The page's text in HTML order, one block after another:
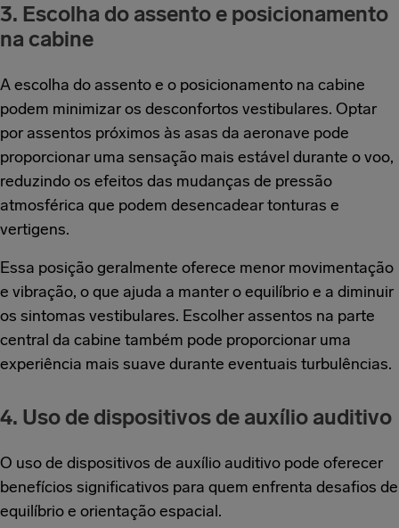
3. Escolha do assento e posicionamento
na cabine
A escolha do assento e o posicionamento na cabine
podem minimizar os desconfortos vestibulares. Optar
por assentos próximos às asas da aeronave pode
proporcionar uma sensação mais estável durante o voo,
reduzindo os efeitos das mudanças de pressão
atmosférica que podem desencadear tonturas e
vertigens.
Essa posição geralmente oferece menor movimentação
e vibração, o que ajuda a manter o equilíbrio e a diminuir
os sintomas vestibulares. Escolher assentos na parte
central da cabine também pode proporcionar uma
experiência mais suave durante eventuais turbulências.
4. Uso de dispositivos de auxílio auditivo
O uso de dispositivos de auxílio auditivo pode oferecer
benefícios significativos para quem enfrenta desafios de
equilíbrio e orientação espacial.